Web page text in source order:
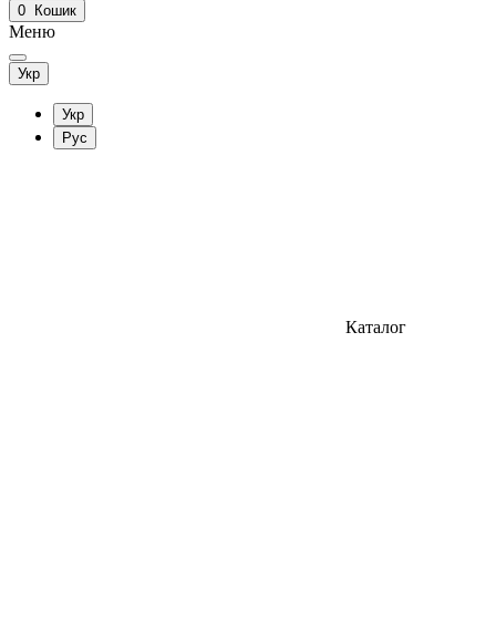
0 Кошик
Меню
Укр
Укр
Рус
Каталог